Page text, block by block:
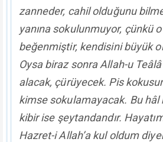
zanneder, cahil olduğunu
yanına sokulunmuyor, çünkü
beğenmiştir, kendisini büyük
Oysa biraz sonra Allah-u
alacak, çürüyecek. Pis
kimse sokulamayacak. Bu hâl
kibir ise şeytandandır.
Hazret-i Allah’a kul oldum